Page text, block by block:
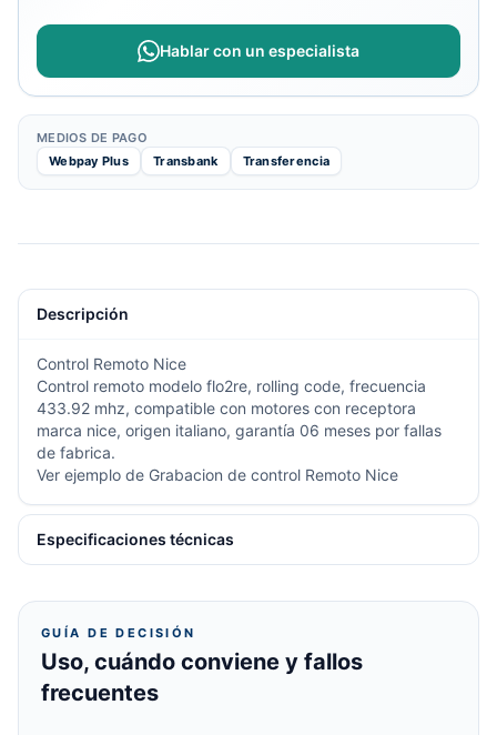
Hablar con un especialista
MEDIOS DE PAGO
Webpay Plus
Transbank Transferencia
Descripción
Control Remoto Nice
Control remoto modelo flo2re, rolling code, frecuencia
433.92 mhz, compatible con motores con receptora
marca nice, origen italiano, garantía 06 meses por fallas
de fabrica.
Ver ejemplo de Grabacion de control Remoto Nice
Especificaciones técnicas
GUÍA DE DECISIÓN
Uso, cuándo conviene y fallos
frecuentes